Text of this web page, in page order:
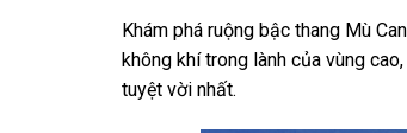
Khám phá ruộng bậc thang Mù
không khí trong lành của vùng cao,
tuyệt vời nhất.